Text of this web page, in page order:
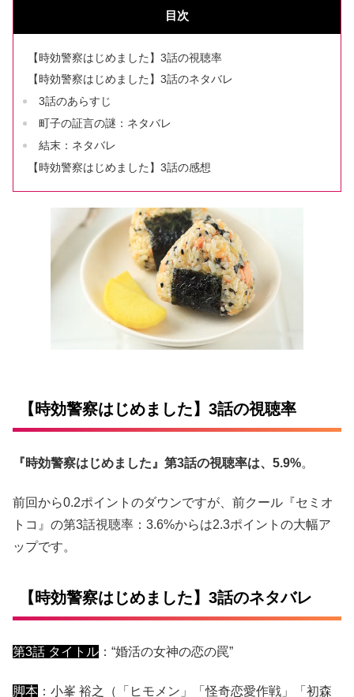
目次
【時効警察はじめました】3話の視聴率
【時効警察はじめました】3話のネタバレ
3話のあらすじ
町子の証言の謎：ネタバレ
結末：ネタバレ
【時効警察はじめました】3話の感想
【時効警察はじめました】3話の視聴率
『時効警察はじめました』第3話の視聴率は、5.9%。
前回から0.2ポイントのダウンですが、前クール『セミオ
トコ』の第3話視聴率：3.6%からは2.3ポイントの大幅ア
ップです。
【時効警察はじめました】3話のネタバレ
第3話 タイトル ：“婚活の女神の恋の罠”
脚本 ：小峯 裕之（「ヒモメン」「怪奇恋愛作戦」「初森